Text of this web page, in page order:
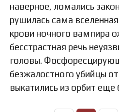
наверное, ломались
рушилась сама
крови ночного вампира
бесстрастная речь
головы.
безжалостного убийцы
выкатились из орбит еще